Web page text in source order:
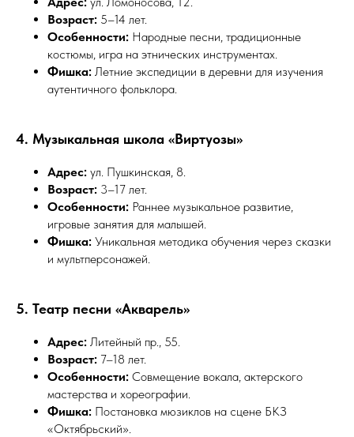
Возраст: 5–14 лет.
Особенности: Народные песни, традиционные
костюмы, игра на этнических инструментах.
Фишка: Летние экспедиции в деревни для изучения
аутентичного фольклора.
4. Музыкальная школа «Виртуозы»
Адрес: ул. Пушкинская, 8.
Возраст: 3–17 лет.
Особенности: Раннее музыкальное развитие,
игровые занятия для малышей.
Фишка: Уникальная методика обучения через сказки
и мультперсонажей.
5. Театр песни «Акварель»
Адрес: Литейный пр., 55.
Возраст: 7–18 лет.
Особенности: Совмещение вокала, актерского
мастерства и хореографии.
Фишка: Постановка мюзиклов на сцене БКЗ
«Октябрьский».